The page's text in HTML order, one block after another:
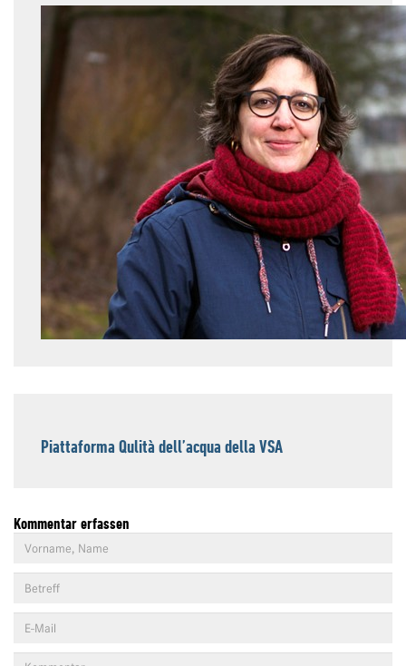
Piattaforma Qulità dell’acqua della VSA
Kommentar erfassen